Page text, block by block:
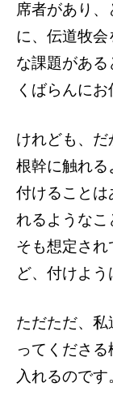
席者があり
に、伝道牧
な課題があ
くばらんに
けれども、
根幹に触れる
付けることは
れるようなこ
そも想定さ
ど、付けよう
ただただ、
ってくださ
入れるのです